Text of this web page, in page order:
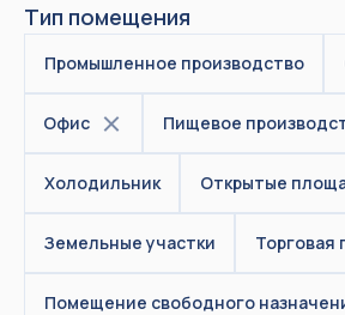
Тип помещения
Промышленное производство
Офис Пищевое
Холодильник Открытые
Земельные участки Торговая
Помещение свободного